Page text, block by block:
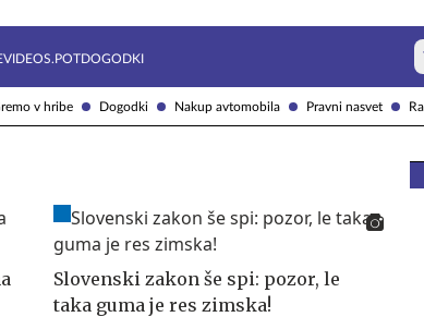
v hribe Dogodki Nakup avtomobila Pravni nasvet
VIDEOS.POTDOGODKI
Slovenski zakon še spi: pozor, le
taka guma je res zimska!